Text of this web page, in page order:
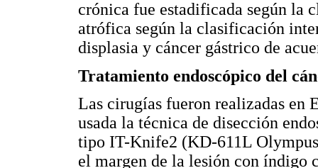
crónica fue estadificada según la
atrófica según la clasificación
displasia y cáncer gástrico de
Tratamiento endoscópico del
Las cirugías fueron realizadas en
usada la técnica de disección
tipo IT-Knife2 (KD-611L
el margen de la lesión con índigo